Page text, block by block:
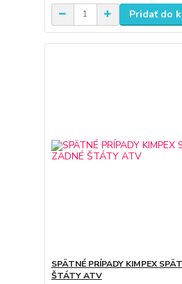
Pridať do
SPÄTNÉ PRÍPADY KIMPEX
ŠTÁTY ATV